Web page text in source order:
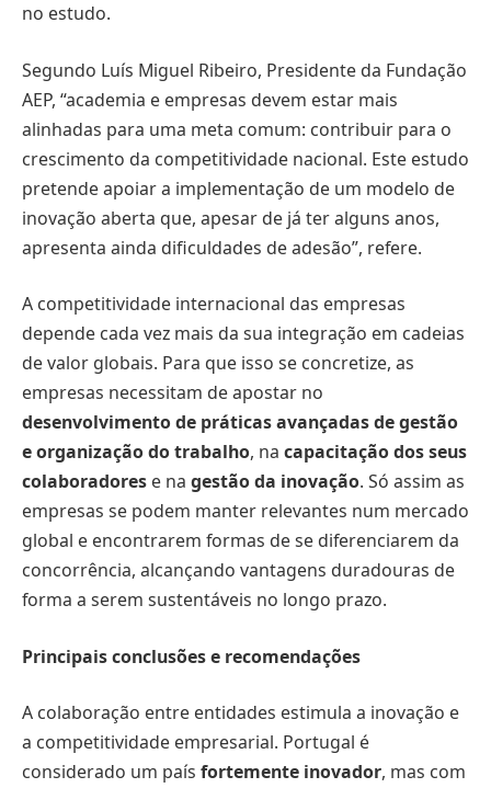
no estudo.
Segundo Luís Miguel Ribeiro, Presidente da Fundação
AEP, “academia e empresas devem estar mais
alinhadas para uma meta comum: contribuir para o
crescimento da competitividade nacional. Este estudo
pretende apoiar a implementação de um modelo de
inovação aberta que, apesar de já ter alguns anos,
apresenta ainda dificuldades de adesão”, refere.
A competitividade internacional das empresas
depende cada vez mais da sua integração em cadeias
de valor globais. Para que isso se concretize, as
empresas necessitam de apostar no
desenvolvimento de práticas avançadas de gestão
e organização do trabalho, na capacitação dos seus
colaboradores e na gestão da inovação. Só assim as
empresas se podem manter relevantes num mercado
global e encontrarem formas de se diferenciarem da
concorrência, alcançando vantagens duradouras de
forma a serem sustentáveis no longo prazo.
Principais conclusões e recomendações
A colaboração entre entidades estimula a inovação e
a competitividade empresarial. Portugal é
considerado um país fortemente inovador, mas com